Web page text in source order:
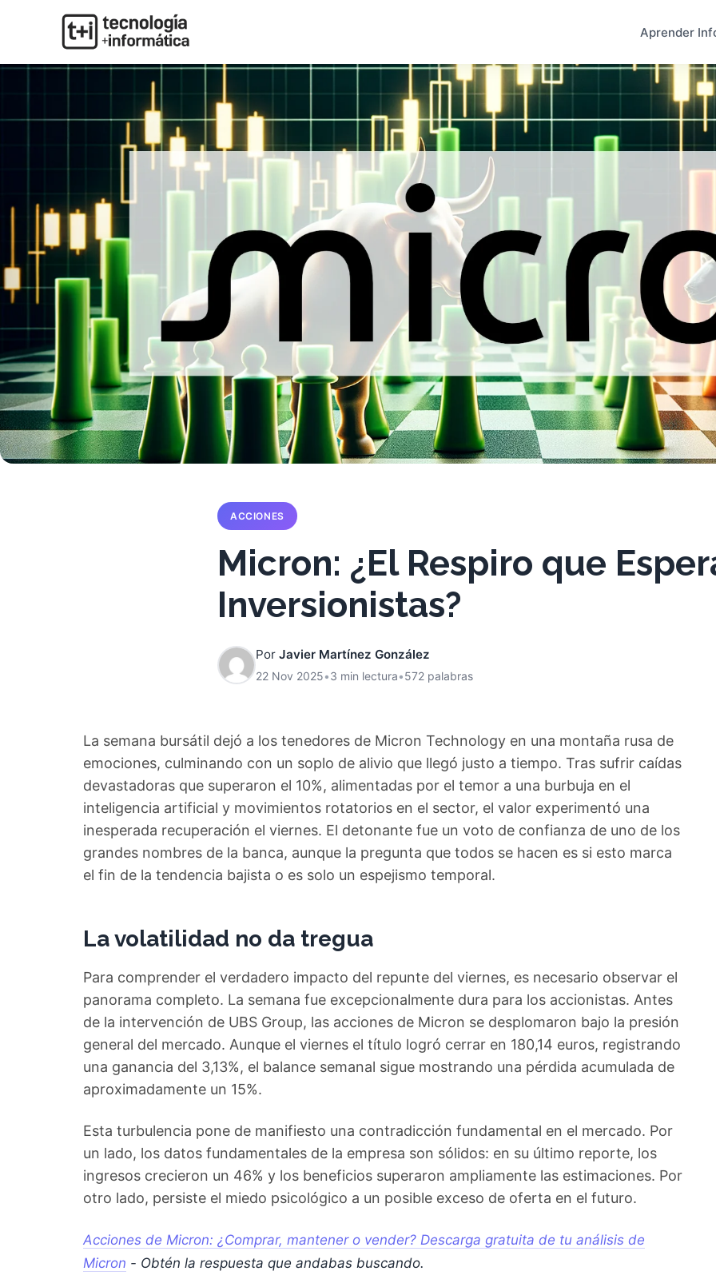
Aprender
ACCIONES
Micron: ¿El Respiro que
Inversionistas?
Por Javier Martínez González
22 Nov 2025•3 min lectura•572 palabras
La semana bursátil dejó a los tenedores de Micron Technology en una montaña rusa de
emociones, culminando con un soplo de alivio que llegó justo a tiempo. Tras sufrir caídas
devastadoras que superaron el 10%, alimentadas por el temor a una burbuja en el
inteligencia artificial y movimientos rotatorios en el sector, el valor experimentó una
inesperada recuperación el viernes. El detonante fue un voto de confianza de uno de los
grandes nombres de la banca, aunque la pregunta que todos se hacen es si esto marca
el fin de la tendencia bajista o es solo un espejismo temporal.
La volatilidad no da tregua
Para comprender el verdadero impacto del repunte del viernes, es necesario observar el
panorama completo. La semana fue excepcionalmente dura para los accionistas. Antes
de la intervención de UBS Group, las acciones de Micron se desplomaron bajo la presión
general del mercado. Aunque el viernes el título logró cerrar en 180,14 euros, registrando
una ganancia del 3,13%, el balance semanal sigue mostrando una pérdida acumulada de
aproximadamente un 15%.
Esta turbulencia pone de manifiesto una contradicción fundamental en el mercado. Por
un lado, los datos fundamentales de la empresa son sólidos: en su último reporte, los
ingresos crecieron un 46% y los beneficios superaron ampliamente las estimaciones. Por
otro lado, persiste el miedo psicológico a un posible exceso de oferta en el futuro.
Acciones de Micron: ¿Comprar, mantener o vender? Descarga gratuita de tu análisis de
Micron - Obtén la respuesta que andabas buscando.